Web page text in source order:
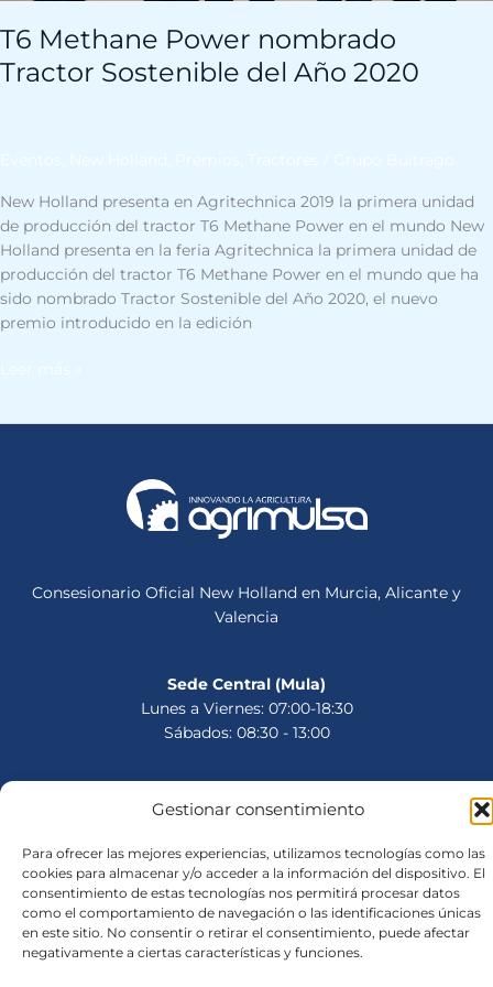
Gestionar consentimiento
Para ofrecer las mejores experiencias, utilizamos tecnologías como las
cookies para almacenar y/o acceder a la información del dispositivo. El
consentimiento de estas tecnologías nos permitirá procesar datos
como el comportamiento de navegación o las identificaciones únicas
en este sitio. No consentir o retirar el consentimiento, puede afectar
negativamente a ciertas características y funciones.
T6 Methane Power nombrado
Tractor Sostenible del Año 2020
Eventos New Holland Premios Tractores Grupo Buitrago
New Holland presenta en Agritechnica 2019 la primera unidad
de producción del tractor T6 Methane Power en el mundo New
Holland presenta en la feria Agritechnica la primera unidad de
producción del tractor T6 Methane Power en el mundo que ha
sido nombrado Tractor Sostenible del Año 2020, el nuevo
premio introducido en la edición
Leer más »
Consesionario Oficial New Holland en Murcia, Alicante y
Valencia
Sede Central (Mula)
Lunes a Viernes: 07:00-18:30
Sábados: 08:30 - 13:00
Avisos legales
Política de Privacidad
Política de Cookies
Aviso legal